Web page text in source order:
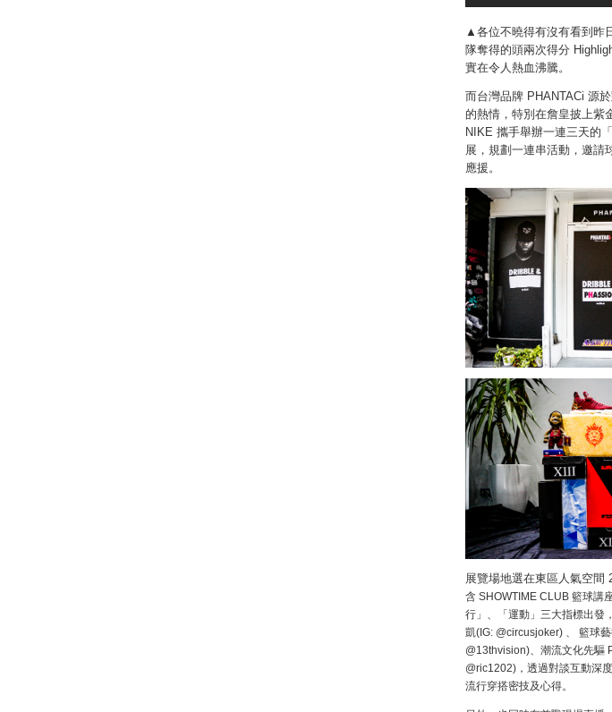
▲各位不曉得有沒有看到昨
隊奪得的頭兩次得分
實在令人熱血沸騰。
而台灣品牌 PHANTACi 源
的熱情，特別在詹皇披上紫
NIKE 攜手舉辦一連三天的
展，規劃一連串活動，邀請
應援。
展覽場地選在東區人氣空間
含 SHOWTIME CLUB 籃球講
行」、「運動」三大指標出發
凱(IG: @circusjoker) 、 籃球
@13thvision)、潮流文化先驅
@ric1202)，透過對談互動深
流行穿搭密技及心得。